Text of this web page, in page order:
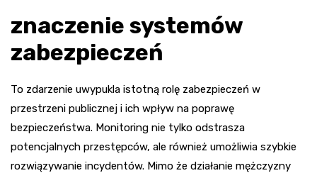
znaczenie systemów
zabezpieczeń
To zdarzenie uwypukla istotną rolę zabezpieczeń w
przestrzeni publicznej i ich wpływ na poprawę
bezpieczeństwa. Monitoring nie tylko odstrasza
potencjalnych przestępców, ale również umożliwia szybkie
rozwiązywanie incydentów. Mimo że działanie mężczyzny